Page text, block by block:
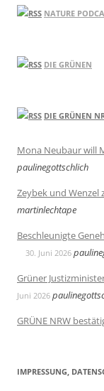
NATURE
DIE GRÜNEN
DIE GRÜNEN
Mona Neubaur will
paulinegottschlich
Zeybek und Wenzel
martinlechtape
Beschleunigte
30. Juni 2026
Grüner
Juni 2026
GRÜNE NRW
IMPRESSUNG,